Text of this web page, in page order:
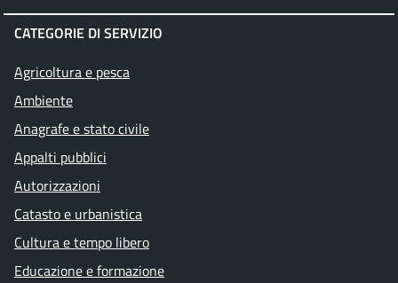
CATEGORIE DI SERVIZIO
Agricoltura e pesca
Ambiente
Anagrafe e stato civile
Appalti pubblici
Autorizzazioni
Catasto e urbanistica
Cultura e tempo libero
Educazione e formazione